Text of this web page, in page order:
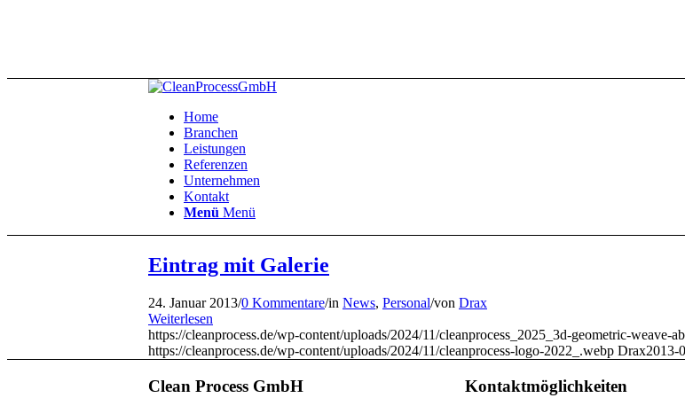
Home
Branchen
Leistungen
Referenzen
Unternehmen
Kontakt
Menü Menü
Eintrag mit Galerie
24. Januar 2013/0 Kommentare/in News, Personal/von Drax
Weiterlesen
https://cleanprocess.de/wp-content/uploads/2024/11/cleanprocess_2025_3d-geometric-weave-
https://cleanprocess.de/wp-content/uploads/2024/11/cleanprocess-logo-2022_.webp Drax2013-
Clean Process GmbH Kontaktmöglichkeiten